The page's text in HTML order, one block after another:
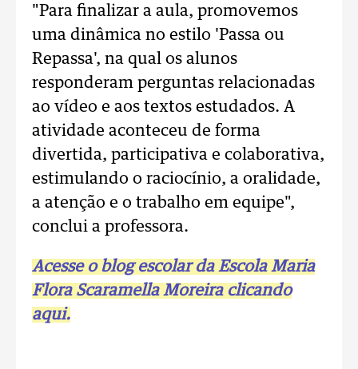
"Para finalizar a aula, promovemos
uma dinâmica no estilo 'Passa ou
Repassa', na qual os alunos
responderam perguntas relacionadas
ao vídeo e aos textos estudados. A
atividade aconteceu de forma
divertida, participativa e colaborativa,
estimulando o raciocínio, a oralidade,
a atenção e o trabalho em equipe",
conclui a professora.
Acesse o blog escolar da Escola Maria
Flora Scaramella Moreira clicando
aqui.